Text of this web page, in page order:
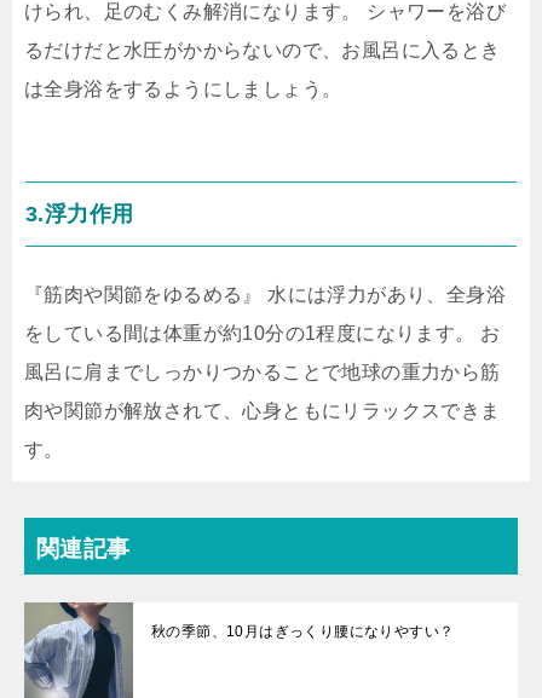
けられ、足のむくみ解消になります。 シャワーを浴び
るだけだと水圧がかからないので、お風呂に入るとき
は全身浴をするようにしましょう。
3.浮力作用
『筋肉や関節をゆるめる』 水には浮力があり、全身浴
をしている間は体重が約10分の1程度になります。 お
風呂に肩までしっかりつかることで地球の重力から筋
肉や関節が解放されて、心身ともにリラックスできま
す。
関連記事
秋の季節、10月はぎっくり腰になりやすい？